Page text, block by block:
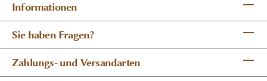
Informationen
Sie haben Fragen?
Zahlungs- und Versandarten